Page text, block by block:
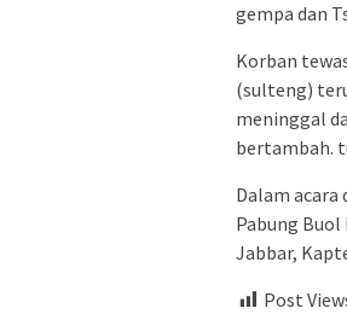
gempa dan
Korban
(sulteng)
meninggal
bertambah.
Dalam
Pabung
Jabbar,
Post